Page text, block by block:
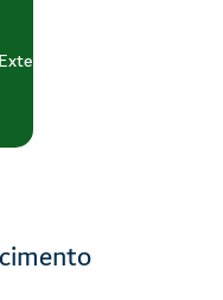
Extensão